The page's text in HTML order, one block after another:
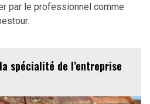
par le professionnel comme
spécialité de l’entreprise